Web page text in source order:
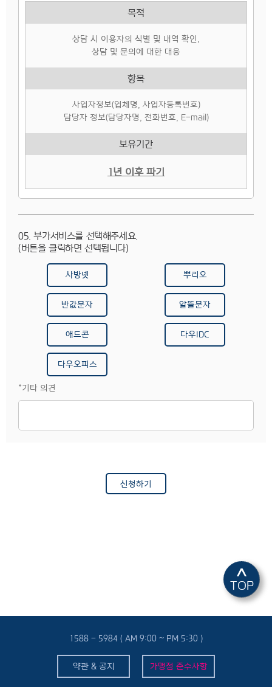
목적
상담 시 이용자의 식별 및 내역 확인,
상담 및 문의에 대한 대응
항목
사업자정보(업체명, 사업자등록번호)
담당자 정보(담당자명, 전화번호, E-mail)
보유기간
1년 이후 파기
05. 부가서비스를 선택해주세요.
(버튼을 클릭하면 선택됩니다)
사방넷 뿌리오
반값문자 알뜰문자
애드콘 다우IDC
다우오피스
*기타 의견
신청하기
1588 - 5984 ( AM 9:00 ~ PM 5:30 )
약관 & 공지 가맹점 준수사항
^
TOP